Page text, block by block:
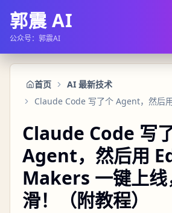
郭震 AI
公众号：郭震AI
首页
AI 最新技术
Claude Code 写
Agent，然后用
Makers 一键上线
滑！（附教程）